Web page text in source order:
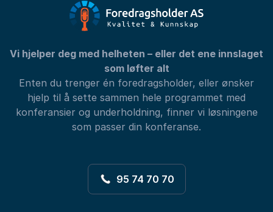
Vi hjelper deg med helheten – eller det ene innslaget
som løfter alt
Enten du trenger én foredragsholder, eller ønsker
hjelp til å sette sammen hele programmet med
konferansier og underholdning, finner vi løsningene
som passer din konferanse.
95 74 70 70